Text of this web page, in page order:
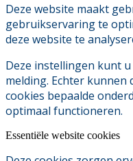
Deze website maakt
gebruikservaring te
deze website te
Deze instellingen kunt
melding. Echter kunnen
cookies bepaalde
optimaal functioneren.
Essentiële website cookies